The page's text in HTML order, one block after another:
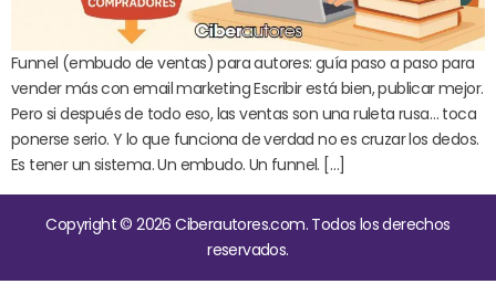
Funnel (embudo de ventas) para autores: guía paso a paso para
vender más con email marketing Escribir está bien, publicar mejor.
Pero si después de todo eso, las ventas son una ruleta rusa… toca
ponerse serio. Y lo que funciona de verdad no es cruzar los dedos.
Es tener un sistema. Un embudo. Un funnel. […]
Copyright © 2026 Ciberautores.com. Todos los derechos
reservados.